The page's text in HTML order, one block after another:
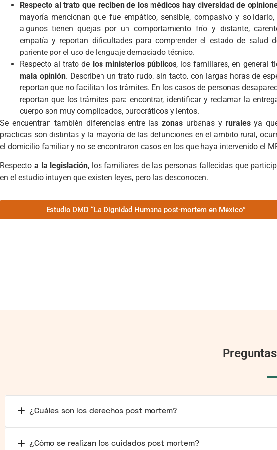
Respecto al trato que reciben de los médicos hay diversidad de
mayoría mencionan que fue empático, sensible, compasivo y solidario,
algunos tienen quejas por un comportamiento frío y distante,
empatía y reportan dificultades para comprender el estado de salud
pariente por el uso de lenguaje demasiado técnico.
Respecto al trato de los ministerios públicos, los familiares, en general
mala opinión. Describen un trato rudo, sin tacto, con largas horas de
reportan que no facilitan los trámites. En los casos de personas
reportan que los trámites para encontrar, identificar y reclamar la
cuerpo son muy complicados, burocráticos y lentos.
Se encuentran también diferencias entre laszonas urbanas y rurales ya
practicas son distintas y la mayoría de las defunciones en el ámbito rural,
el domicilio familiar y no se encontraron casos en los que haya intervenido el
Respecto a la legislación, los familiares de las personas fallecidas que
en el estudio intuyen que existen leyes, pero las desconocen.
Estudio DMD “La Dignidad Humana post-mortem en México”
¿Cuáles son los derechos post mortem?
¿Cómo se realizan los cuidados post mortem?